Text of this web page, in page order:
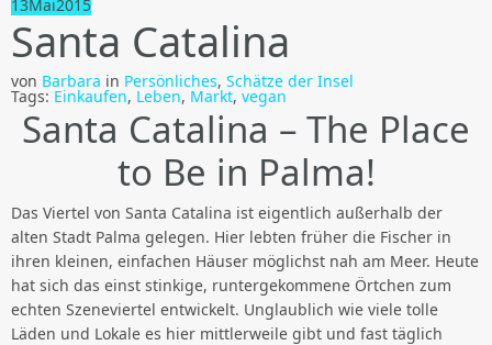
13Mai2015
Santa Catalina
von Barbara in Persönliches, Schätze der Insel
Tags: Einkaufen, Leben, Markt, vegan
Santa Catalina – The Place
to Be in Palma!
Das Viertel von Santa Catalina ist eigentlich außerhalb der
alten Stadt Palma gelegen. Hier lebten früher die Fischer in
ihren kleinen, einfachen Häuser möglichst nah am Meer. Heute
hat sich das einst stinkige, runtergekommene Örtchen zum
echten Szeneviertel entwickelt. Unglaublich wie viele tolle
Läden und Lokale es hier mittlerweile gibt und fast täglich